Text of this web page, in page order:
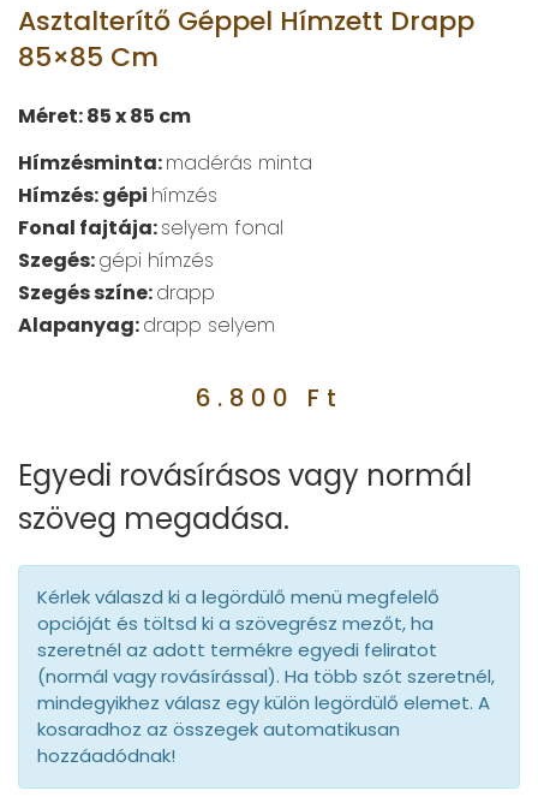
Asztalterítő Géppel Hímzett Drapp
85×85 Cm
Méret: 85 x 85 cm
Hímzésminta:madérás minta
Hímzés: gépi hímzés
Fonal fajtája:selyem fonal
Szegés:gépi hímzés
Szegés színe:drapp
Alapanyag:drapp selyem
6.800 Ft
Egyedi rovásírásos vagy normál
szöveg megadása.
Kérlek válaszd ki a legördülő menü megfelelő
opcióját és töltsd ki a szövegrész mezőt, ha
szeretnél az adott termékre egyedi feliratot
(normál vagy rovásírással). Ha több szót szeretnél,
mindegyikhez válasz egy külön legördülő elemet. A
kosaradhoz az összegek automatikusan
hozzáadódnak!